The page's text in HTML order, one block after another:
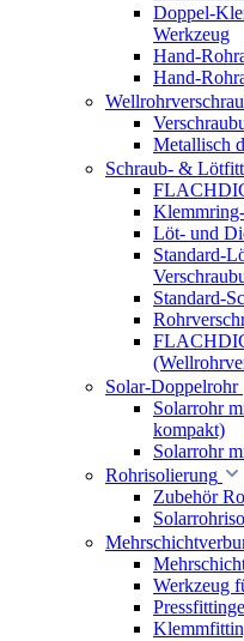
Doppel-
Werkzeug
Hand-
Hand-
Metallisch
Schraub- &
Löt- und
Standard-
Standard-
Solar-Doppelrohr
Solarrohr
kompakt)
Solarrohr
Rohrisolierung
Zubehör
Werkzeug